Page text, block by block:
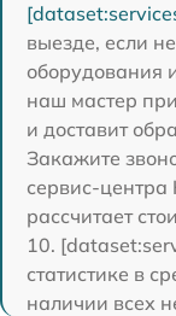
выезде, если
оборудования
наш мастер
и доставит
Закажите
сервис-центра
рассчитает
10.
статистике в
наличии всех